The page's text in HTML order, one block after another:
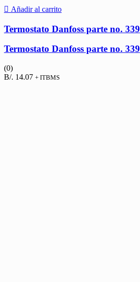
Añadir al carrito
Termostato Danfoss parte no. 339
Termostato Danfoss parte no. 339
(0)
B/. 14.07 + ITBMS